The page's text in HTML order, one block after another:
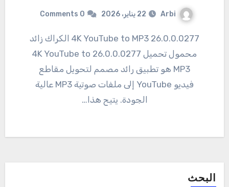
Arbi 22 يناير، 2026 0 Comments
26.0.0.0277 4K YouTube to MP3 الكراك زائد
محمول تحميل 26.0.0.0277 4K YouTube to
MP3 هو تطبيق رائد مصمم لتحويل مقاطع
فيديو YouTube إلى ملفات صوتية MP3 عالية
الجودة. يتيح هذا…
البحث